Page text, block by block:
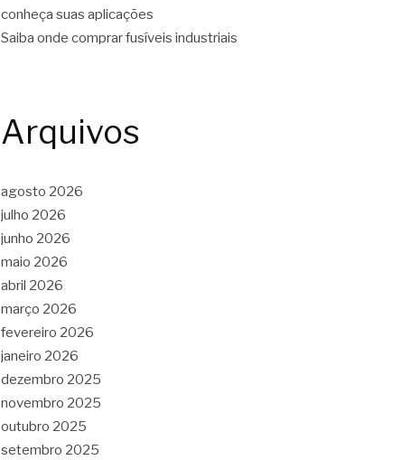
conheça suas aplicações
Saiba onde comprar fusíveis industriais
Arquivos
agosto 2026
julho 2026
junho 2026
maio 2026
abril 2026
março 2026
fevereiro 2026
janeiro 2026
dezembro 2025
novembro 2025
outubro 2025
setembro 2025